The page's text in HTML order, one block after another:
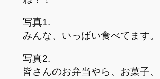
写真1.
みんな、いっぱい食べてます。
写真2.
皆さんのお弁当やら、お菓子